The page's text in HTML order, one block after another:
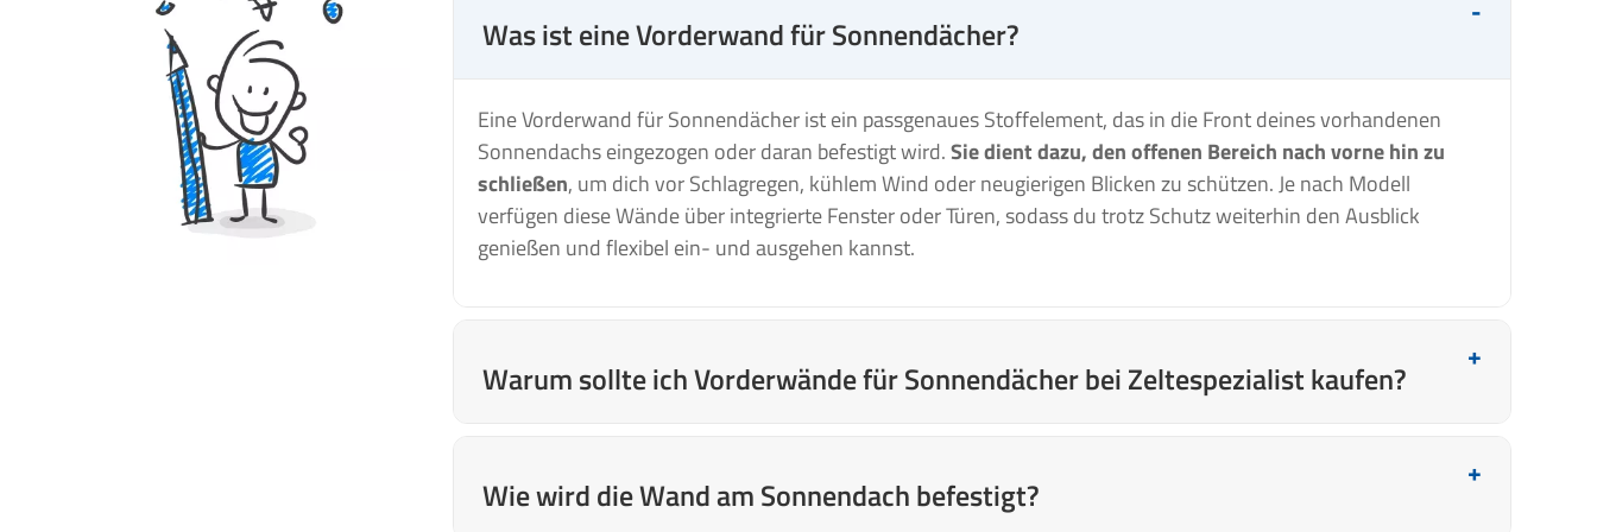
Was ist eine Vorderwand für Sonnendächer?
Eine Vorderwand für Sonnendächer ist ein passgenaues Stoffelement, das in die Front deines vorhandenen
Sonnendachs eingezogen oder daran befestigt wird.Sie dient dazu, den offenen Bereich nach vorne hin zu
schließen, um dich vor Schlagregen, kühlem Wind oder neugierigen Blicken zu schützen. Je nach Modell
verfügen diese Wände über integrierte Fenster oder Türen, sodass du trotz Schutz weiterhin den Ausblick
genießen und flexibel ein- und ausgehen kannst.
Warum sollte ich Vorderwände für Sonnendächer bei Zeltespezialist kaufen?
renommierten Herstellern und sind auf Langlebigkeit, Komfort und einfache Handhabung ausgelegt. Außerdem
Wie wird die Wand am Sonnendach befestigt?